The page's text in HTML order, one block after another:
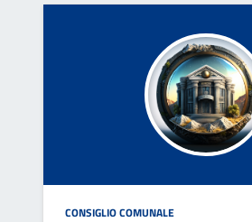
CONSIGLIO COMUNALE